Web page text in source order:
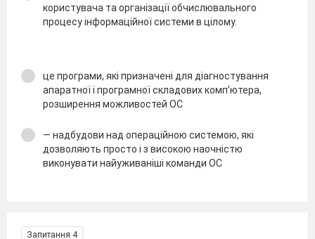
користувача та організації обчислювального
процесу інформаційної системи в цілому.
це програми, які призначені для діагностування
апаратної і програмної складових комп’ютера,
розширення можливостей ОС
— надбудови над операційною системою, які
дозволяють просто i з високою наочністю
виконувати найуживаніші команди ОС
Запитання 4